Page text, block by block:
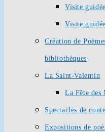
Visite
Visite
Création de
bibliothèques
La Saint-Valentin
La Fête des
Spectacles de
Expositions de